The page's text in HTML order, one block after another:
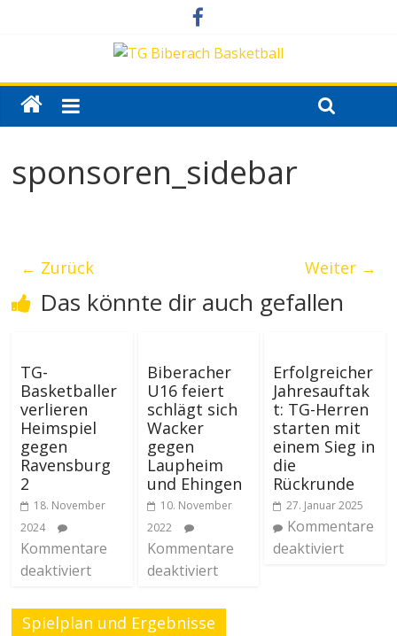
sponsoren_sidebar
← Zurück Weiter →
Das könnte dir auch gefallen
TG-
Basketballer
verlieren
Heimspiel
gegen
Ravensburg
2
18. November
2024
Kommentare
deaktiviert
Biberacher
U16 feiert
schlägt sich
Wacker
gegen
Laupheim
und Ehingen
10. November
2022
Kommentare
deaktiviert
Erfolgreicher
Jahresauftak
t: TG-Herren
starten mit
einem Sieg in
die
Rückrunde
27. Januar 2025
Kommentare
deaktiviert
Spielplan und Ergebnisse